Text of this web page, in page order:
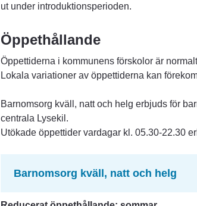
ut under introduktionsperioden.
Öppethållande
Öppettiderna i kommunens förskolor är
Lokala variationer av öppettiderna kan
Barnomsorg kväll, natt och helg erbjuds för
centrala Lysekil.
Utökade öppettider vardagar kl. 05.30-22.30
Barnomsorg kväll, natt och helg